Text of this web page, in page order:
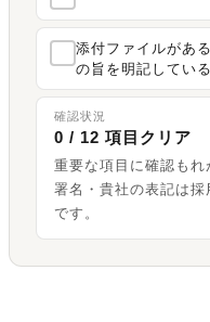
添付ファイルがあ
の旨を明記している
確認状況
0 / 12 項目クリア
重要な項目に確認もれ
署名・貴社の表記は
です。